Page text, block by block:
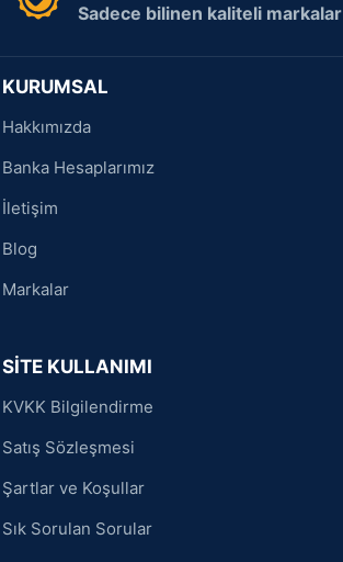
Sadece bilinen kaliteli markalar
KURUMSAL
Hakkımızda
Banka Hesaplarımız
İletişim
Blog
Markalar
SİTE KULLANIMI
KVKK Bilgilendirme
Satış Sözleşmesi
Şartlar ve Koşullar
Sık Sorulan Sorular